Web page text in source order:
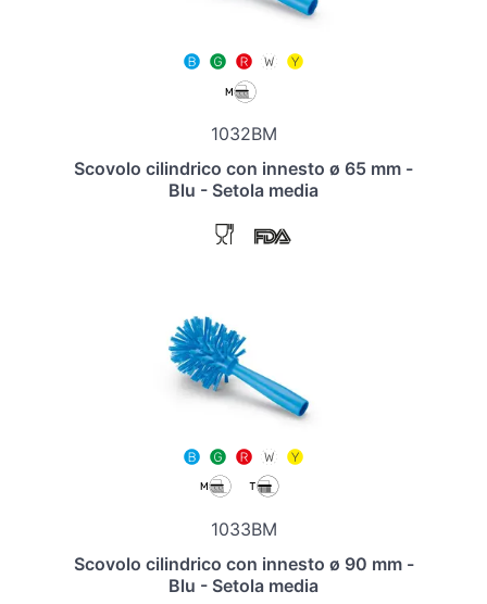
1032BM
Scovolo cilindrico con innesto ø 65 mm -
Blu - Setola media
1033BM
Scovolo cilindrico con innesto ø 90 mm -
Blu - Setola media